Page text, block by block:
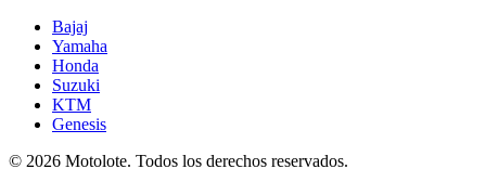
Bajaj
Yamaha
Honda
Suzuki
KTM
Genesis
© 2026 Motolote. Todos los derechos reservados.